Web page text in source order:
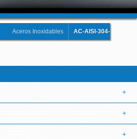
Aceros Inoxidables
AC-AISI-304-